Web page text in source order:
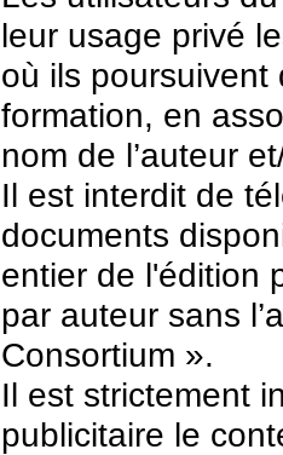
leur usage privé
où ils
formation, en
nom de l’auteur
Il est interdit de
documents
entier de l'édition
par auteur sans
Consortium ».
Il est strictement
publicitaire le